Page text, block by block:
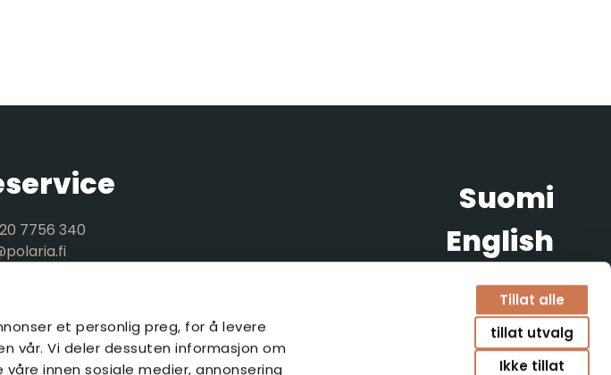
et personlig preg, for å levere
vår. Vi deler dessuten informasjon om
innen sosiale medier, annonsering
Tillat alle
tillat utvalg
Ikke tillat
7756 340
Suomi
English
Svenska
Norsk